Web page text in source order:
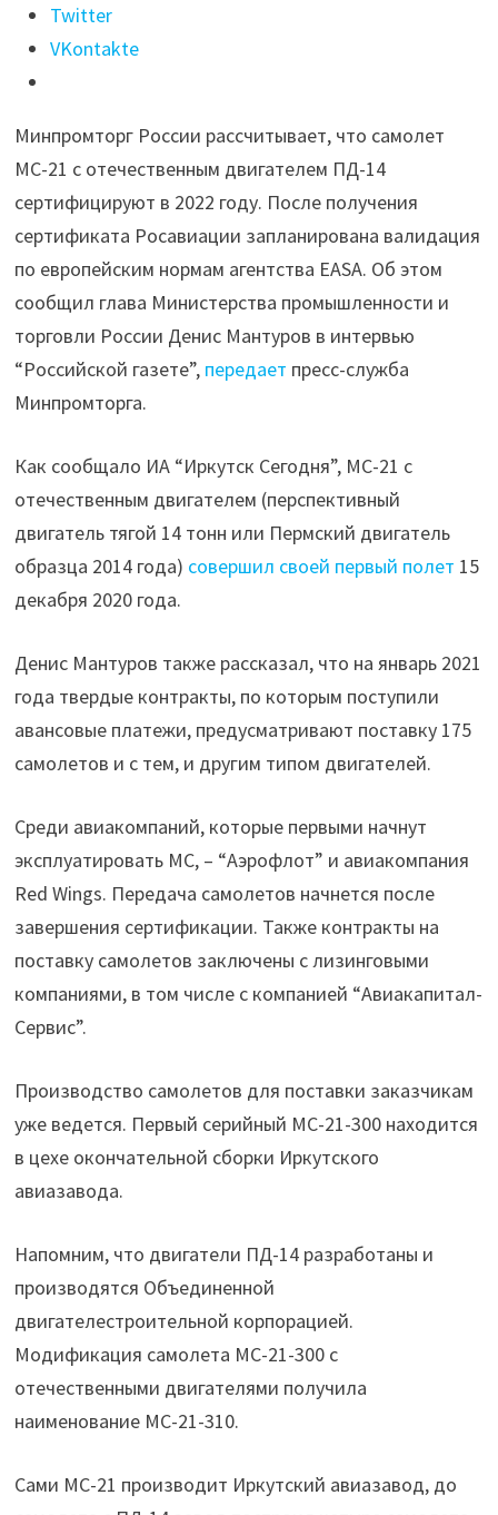
МС-21
российским
сертифицируют
в
2022
году"
Twitter
VKontakte
Минпромторг России рассчитывает, что самолет
МС-21 с отечественным двигателем ПД-14
сертифицируют в 2022 году. После получения
сертификата Росавиации запланирована валидация
по европейским нормам агентства EASA. Об этом
сообщил глава Министерства промышленности и
торговли России Денис Мантуров в интервью
“Российской газете”, передает пресс-служба
Минпромторга.
Как сообщало ИА “Иркутск Сегодня”, МС-21 с
отечественным двигателем (перспективный
двигатель тягой 14 тонн или Пермский двигатель
образца 2014 года) совершил своей первый полет 15
декабря 2020 года.
Денис Мантуров также рассказал, что на январь 2021
года твердые контракты, по которым поступили
авансовые платежи, предусматривают поставку 175
самолетов и с тем, и другим типом двигателей.
Среди авиакомпаний, которые первыми начнут
эксплуатировать МС, – “Аэрофлот” и авиакомпания
Red Wings. Передача самолетов начнется после
завершения сертификации. Также контракты на
поставку самолетов заключены с лизинговыми
компаниями, в том числе с компанией “Авиакапитал-
Сервис”.
Производство самолетов для поставки заказчикам
уже ведется. Первый серийный МС-21-300 находится
в цехе окончательной сборки Иркутского
авиазавода.
Напомним, что двигатели ПД-14 разработаны и
производятся Объединенной
двигателестроительной корпорацией.
Модификация самолета МС-21-300 с
отечественными двигателями получила
наименование МС-21-310.
Сами МС-21 производит Иркутский авиазавод, до